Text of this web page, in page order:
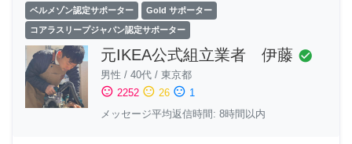
ベルメゾン認定サポーター Gold サポーター
コアラスリープジャパン認定サポーター
元IKEA公式組立業者 伊藤 check_circle
男性 / 40代 / 東京都
sentiment_satisfied 2252 sentiment_neutral 26 sentiment_dissatisfied 1
メッセージ平均返信時間: 8時間以内